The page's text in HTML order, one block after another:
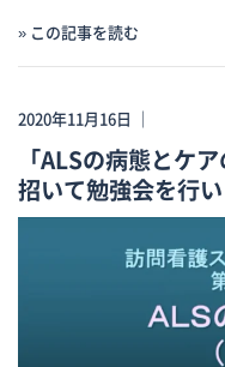
» この記事を読む
2020年11月16日 ｜
「ALSの病態とケ
招いて勉強会を行い